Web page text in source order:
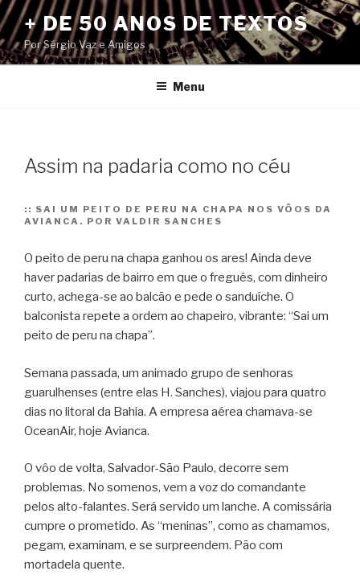
Pular
para
o
conteúdo
+ DE 50 ANOS DE TEXTOS
Por Sérgio Vaz e Amigos
Menu
Assim na padaria como no céu
:: SAI UM PEITO DE PERU NA CHAPA NOS VÔOS DA
AVIANCA. POR VALDIR SANCHES
O peito de peru na chapa ganhou os ares! Ainda deve
haver padarias de bairro em que o freguês, com dinheiro
curto, achega-se ao balcão e pede o sanduíche. O
balconista repete a ordem ao chapeiro, vibrante: “Sai um
peito de peru na chapa”.
Semana passada, um animado grupo de senhoras
guarulhenses (entre elas H. Sanches), viajou para quatro
dias no litoral da Bahia. A empresa aérea chamava-se
OceanAir, hoje Avianca.
O vôo de volta, Salvador-São Paulo, decorre sem
problemas. No somenos, vem a voz do comandante
pelos alto-falantes. Será servido um lanche. A comissária
cumpre o prometido. As “meninas”, como as chamamos,
pegam, examinam, e se surpreendem. Pão com
mortadela quente.